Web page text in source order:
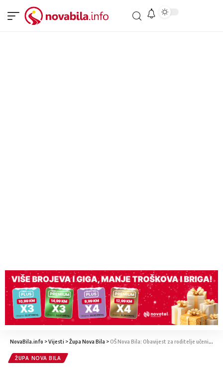
NovaBila.info >Vijesti >Župa Nova Bila >OŠ Nova Bila: Obavijest za roditelje učenika upisanih u Obvezni program predškole
ŽUPA NOVA BILA